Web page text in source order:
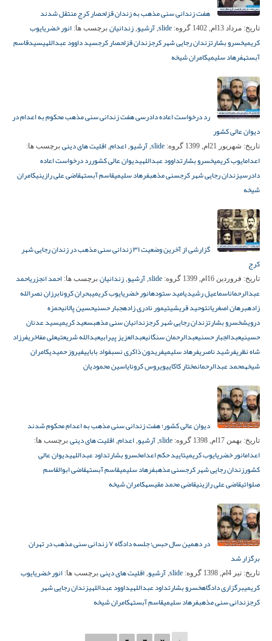
هفت زندانی سنی مذهب به زندان قزلحصار کرج منتقل شدند
تاریخ: مرداد 13ام, 1402 گروه: slide
, آرشیو, زندانیان برچسب ها: انور خضریایوب
کریمیخسرو بشارتزندان رجایی شهر کرجزندان قزلحصار کرجسید داوود عبداللهیسیدقاسم
آبستهفرهاد سلیمیکامران شیخه
رد درخواست اعاده دادرسی هفت زندانی سنی مذهب محکوم به اعدام در
دیوان عالی کشور
تاریخ: شهریور 21ام, 1399 گروه: slide
, آرشیو, اعدام, اقلیت های دینی برچسب ها:
اعدامایوب کریمیخسرو بشارتداوود عبداللهیدیوان عالی كشوررد درخواست اعاده
دادرسیزندان رجایی شهر کرجسنی مذهبفرهاد سلیمیقاسم آبستهقاضی علی رازینیکامران
شیخه
گزارشی از آخرین وضعیت ۳۱ زندانی سنی مذهب در زندان رجایی شهر
کرج
تاریخ: فروردین 16ام, 1399 گروه: slide
, آرشیو, زندانیان برچسب ها: احمد انجزریاحمد
عبدالرحماناسماعیل رشیدیامید ستودهانور خضریایوب کریمیبحران کرونابرزان نصرالله
زادهبرهان اصغریانتوحید قریشیتیمور نادری زادهجبار حسنیحسین پالانیحمزه
درویشخسرو بشارتزندان رجایی شهر کرجزندانیان سنی مذهبسعید کریمیسید عدنان
حسینیعبدالجبار حسنیعبدالرحمان سنگانیعبدالعزیز پیرابیعبدالله شریعتیعلی مفاخریفرزاد
شاه نظریفرشید ناصریفرهاد سلیمیفریدون ذاکری نسبفواد باباییفیروز حمیدیکامران
شیخهمحمد عبدالرحمانمختار کاکاییویروس کرونایاسین محمودیان
دیوان عالی کشور؛ هفت زندانی سنی مذهب به اعدام محکوم شدند
تاریخ: بهمن 17ام, 1398 گروه: slide
, آرشیو, اعدام, اقلیت های دینی برچسب ها:
اعدامانور خضریایوب کریمیتایید حکم اعدامخسرو بشارتداود عبداللهیدیوان عالی
کشورزندان رجایی شهر کرجسنی مذهبفرهاد سلیمیقاسم آبستهقاضی ابوالقاسم
صلواتیقاضی علی رازینیقاضی محمد مقیسهکامران شیخه
در دهمین سال حبس؛ جلسه دادگاه ۷ زندانی سنی مذهب در تهران
برگزار شد
تاریخ: تیر 4ام, 1398 گروه: slide
, آرشیو, اقلیت های دینی برچسب ها: انور خضریایوب
کریمیبرگزاری دادگاهخسرو بشارتداود عبداللهیداوود عبداللهیزندان رجایی شهر
کرجزندانی سنی مذهبفرهاد سلیمیقاسم آبستهکامران شیخه